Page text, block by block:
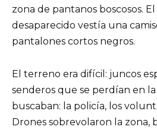
zona de pantanos boscosos.
desaparecido vestía una
pantalones cortos negros.
El terreno era difícil: juncos
senderos que se perdían en la
buscaban: la policía, los
Drones sobrevolaron la zona,